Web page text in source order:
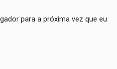
para a próxima vez que eu